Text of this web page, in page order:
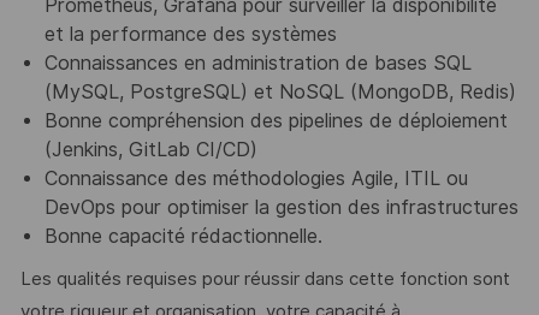
Prometheus, Grafana pour surveiller la disponibilité
et la performance des systèmes
Connaissances en administration de bases SQL
(MySQL, PostgreSQL) et NoSQL (MongoDB, Redis)
Bonne compréhension des pipelines de déploiement
(Jenkins, GitLab CI/CD)
Connaissance des méthodologies Agile, ITIL ou
DevOps pour optimiser la gestion des infrastructures
Bonne capacité rédactionnelle.
Les qualités requises pour réussir dans cette fonction sont